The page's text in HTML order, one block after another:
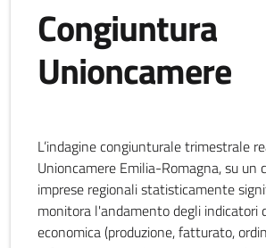
Congiuntura
Unioncamere
L’indagine congiunturale trimestrale
Unioncamere Emilia-Romagna, su un
imprese regionali statisticamente
monitora l'andamento degli indicatori
economica (produzione, fatturato,